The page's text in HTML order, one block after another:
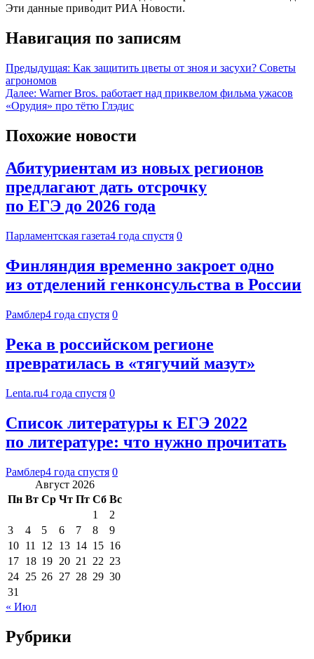
Эти данные приводит РИА Новости.
Навигация по записям
Предыдущая: Как защитить цветы от зноя и засухи? Советы
агрономов
Далее: Warner Bros. работает над приквелом фильма ужасов
«Орудия» про тётю Глэдис
Похожие новости
Абитуриентам из новых регионов
предлагают дать отсрочку
по ЕГЭ до 2026 года
Парламентская газета4 года спустя 0
Финляндия временно закроет одно
из отделений генконсульства в России
Рамблер4 года спустя 0
Река в российском регионе
превратилась в «тягучий мазут»
Lenta.ru4 года спустя 0
Список литературы к ЕГЭ 2022
по литературе: что нужно прочитать
Рамблер4 года спустя 0
Август 2026
Пн Вт Ср Чт Пт Сб Вс
1
2
3
4 5 6 7 8
9
10 11 12 13 14 15 16
17 18 19 20 21 22 23
24 25 26 27 28 29 30
31
« Июл
Рубрики